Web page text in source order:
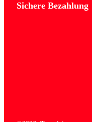
Sichere Bezahlung